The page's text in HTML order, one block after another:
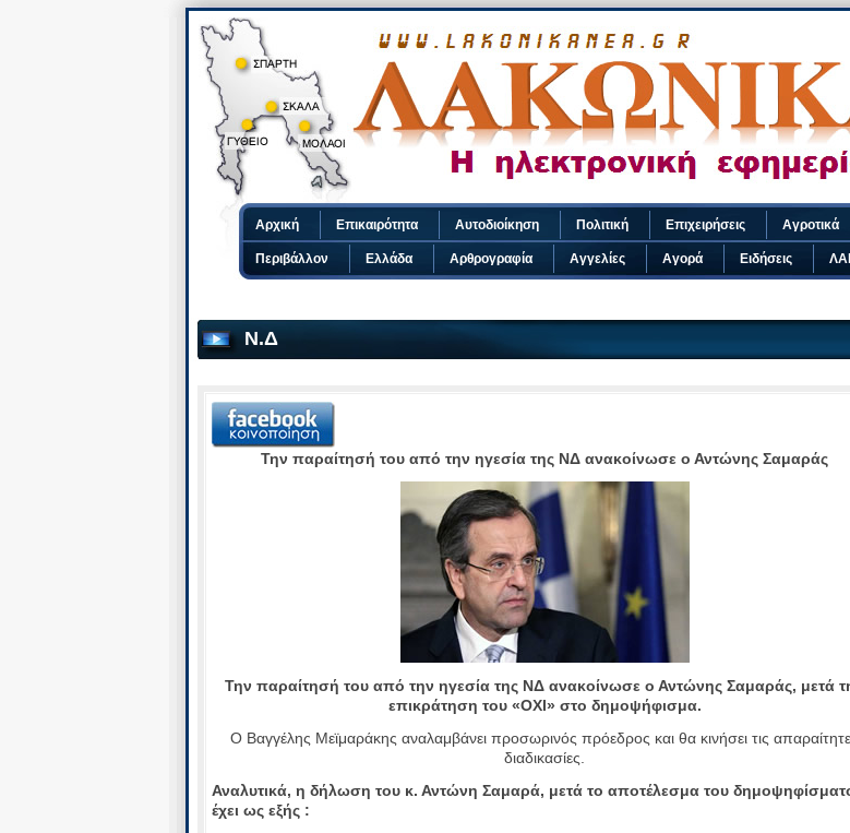
Ν.Δ
Την παραίτησή του από την ηγεσία της ΝΔ ανακοίνωσε ο Αντώνης Σαμαράς
Την παραίτησή του από την ηγεσία της ΝΔ ανακοίνωσε ο Αντώνης Σαμαράς, μετά
επικράτηση του «ΟΧΙ» στο δημοψήφισμα.
Ο Βαγγέλης Μεϊμαράκης αναλαμβάνει προσωρινός πρόεδρος και θα κινήσει τις
διαδικασίες.
Αναλυτικά, η δήλωση του κ. Αντώνη Σαμαρά, μετά το αποτέλεσμα του
έχει ως εξής :
Αρχική Επικαιρότητα Αυτοδιοίκηση Πολιτική Επιχειρήσεις Αγροτικά
Περιβάλλον Ελλάδα Αρθρογραφία Αγγελίες Αγορά Ειδήσεις